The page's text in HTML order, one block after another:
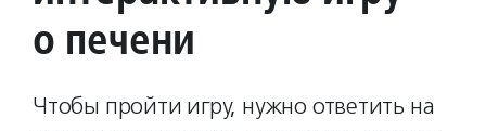
о печени
Чтобы пройти игру, нужно ответить на